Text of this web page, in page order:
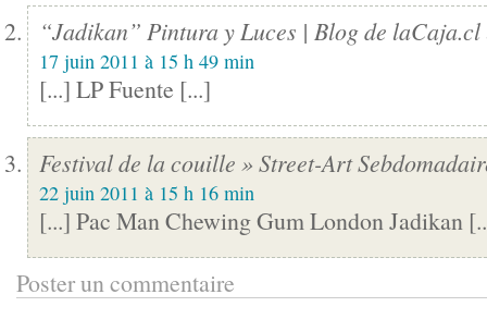
“Jadikan” Pintura y Luces | Blog de laCaja.cl
17 juin 2011 à 15 h 49 min
[...] LP Fuente [...]
Festival de la couille » Street-Art
22 juin 2011 à 15 h 16 min
[...] Pac Man Chewing Gum London Jadikan
Poster un commentaire